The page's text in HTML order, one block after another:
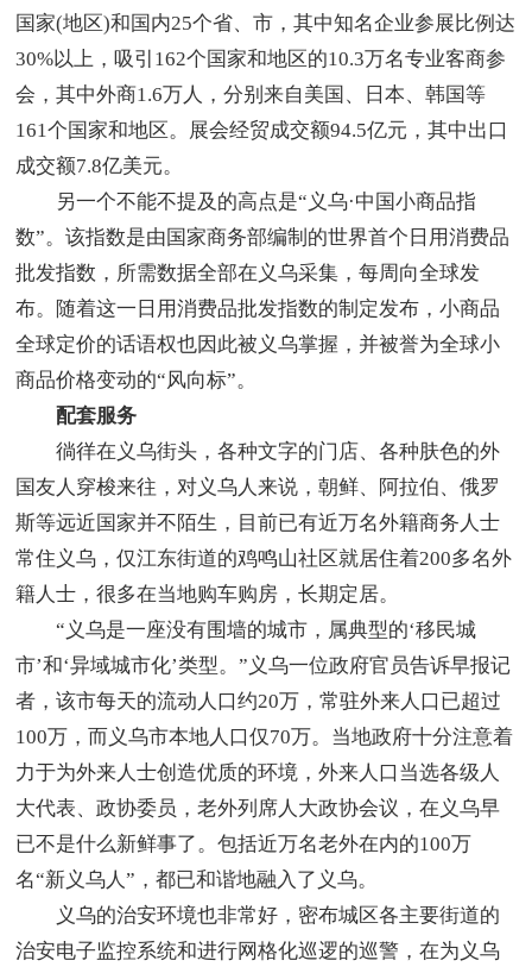
国家(地区)和国内25个省、市，其中知名企业参展比例达
30%以上，吸引162个国家和地区的10.3万名专业客商参
会，其中外商1.6万人，分别来自美国、日本、韩国等
161个国家和地区。展会经贸成交额94.5亿元，其中出口
成交额7.8亿美元。
另一个不能不提及的高点是“义乌·中国小商品指
数”。该指数是由国家商务部编制的世界首个日用消费品
批发指数，所需数据全部在义乌采集，每周向全球发
布。随着这一日用消费品批发指数的制定发布，小商品
全球定价的话语权也因此被义乌掌握，并被誉为全球小
商品价格变动的“风向标”。
配套服务
徜徉在义乌街头，各种文字的门店、各种肤色的外
国友人穿梭来往，对义乌人来说，朝鲜、阿拉伯、俄罗
斯等远近国家并不陌生，目前已有近万名外籍商务人士
常住义乌，仅江东街道的鸡鸣山社区就居住着200多名外
籍人士，很多在当地购车购房，长期定居。
“义乌是一座没有围墙的城市，属典型的‘移民城
市’和‘异域城市化’类型。”义乌一位政府官员告诉早报记
者，该市每天的流动人口约20万，常驻外来人口已超过
100万，而义乌市本地人口仅70万。当地政府十分注意着
力于为外来人士创造优质的环境，外来人口当选各级人
大代表、政协委员，老外列席人大政协会议，在义乌早
已不是什么新鲜事了。包括近万名老外在内的100万
名“新义乌人”，都已和谐地融入了义乌。
义乌的治安环境也非常好，密布城区各主要街道的
治安电子监控系统和进行网格化巡逻的巡警，在为义乌